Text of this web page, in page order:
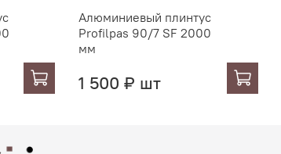
Алюминиевый плинтус
Profilpas 90/7 SF 2000
мм
1 500 ₽ шт